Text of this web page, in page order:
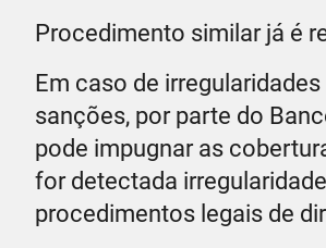
Procedimento similar já é
Em caso de
sanções, por parte do
pode impugnar as
for detectada
procedimentos legais de